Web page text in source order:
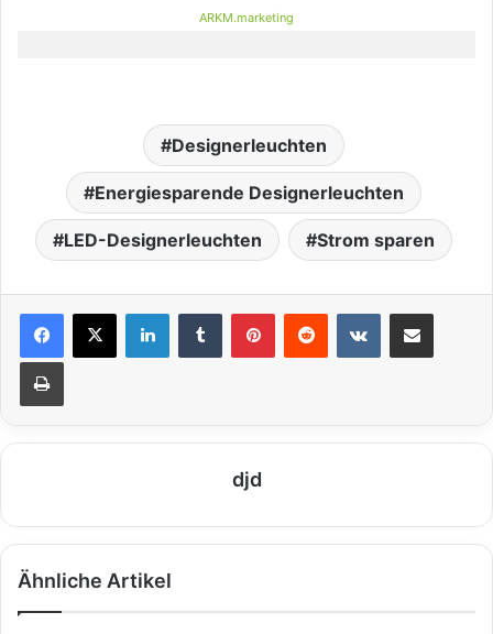
ARKM.marketing
Designerleuchten
Energiesparende Designerleuchten
LED-Designerleuchten Strom sparen
djd
Ähnliche Artikel